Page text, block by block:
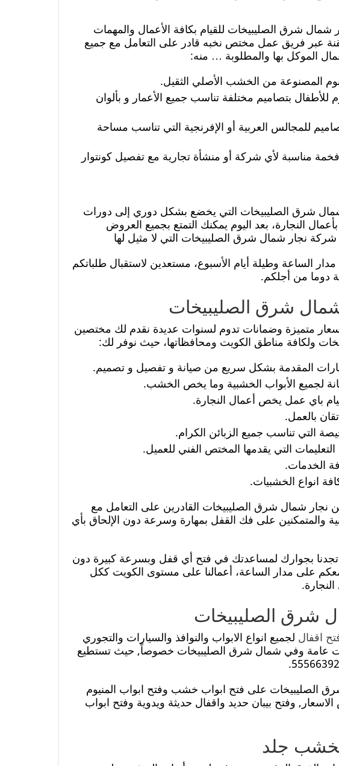
شمال شرق الصليبيخات للقيام بكافة الأعمال والمهمات
عبر فريق عمل مختص نخبه قادر على التعامل مع جميع
الموكل بها والمطلوبة … منه:
المصنوعة من الخشب الأصلي الثقيل.
للأطفال بتصاميم مختلفة تناسب جميع الأعمار و بألوان
للمجالس العربية أو الإفرنجية التي تناسب مساحة
مناسبة لأي شركة أو منشأة تجارية مع تفصيل كونتوار
شرق الصليبيخات التي يخضع بشكل دوري إلى دورات
النجارة، بعد اليوم يمكنك التمتع بجميع العروض
نجار شمال شرق الصليبيخات التي لا مثيل لها
مدار الساعة وطيلة أيام الأسبوع، مستعدين لاستقبال طلباتكم
دوما من أجلكم.
شرق الصليبيخات
متميزة وضمانات تدوم لسنوات عديدة نقدم لك مختصين
ولكافة مناطق الكويت ومحافظاتها، حيث نوفر لك:
المقدمة بشكل سريع من صيانة و تفصيل و تصميم.
لجميع الأبواب الخشبية وما يخص الخشب.
باي عمل يخص أعمال النجارة.
بالعمل.
التي تناسب جميع الزبائن الكرام.
التي يقدمها المختص الفني للعميل.
الخدمات.
انواع الخشبيات.
شمال شرق الصليبيخات القادرين على التعامل مع
والمتمكنين على فك القفل بمهارة وسرعة دون الإلحاق بأي
بجوارك لمساعدتك في فتح أي قفل وبسرعة كبيرة دون
على مدار الساعة، أعمالنا على مستوى الكويت ككل
شرق الصليبيخات
اقفال لجميع انواع الابواب والنوافذ والسيارات والتجوري
عامة وفي شمال شرق الصليبيخات خصوصاً, حيث تستطيع
الصليبيخات على فتح ابواب خشب وفتح ابواب المنيوم
وفتح بيبان حديد واقفال حديثة ويدوية وفتح ابواب
جلد